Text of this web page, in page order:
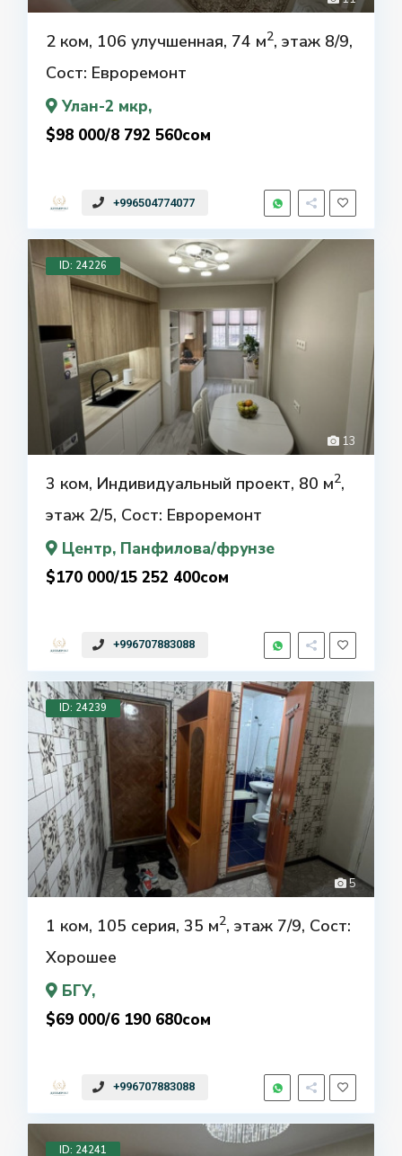
2 ком, 106 улучшенная, 74 м2, этаж 8/9,
Сост: Евроремонт
Улан-2 мкр,
$98 000/8 792 560сом
+996504774077
13
ID: 24226
3 ком, Индивидуальный проект, 80 м2,
этаж 2/5, Сост: Евроремонт
Центр, Панфилова/фрунзе
$170 000/15 252 400сом
+996707883088
5
ID: 24239
1 ком, 105 серия, 35 м2, этаж 7/9, Сост:
Хорошее
БГУ,
$69 000/6 190 680сом
+996707883088
ID: 24241